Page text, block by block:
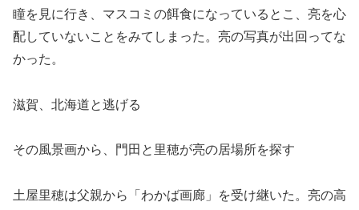
瞳を見に行き、マスコミの餌食になっているとこ、亮を心
配していないことをみてしまった。亮の写真が出回ってな
かった。
滋賀、北海道と逃げる
その風景画から、門田と里穂が亮の居場所を探す
土屋里穂は父親から「わかば画廊」を受け継いた。亮の高